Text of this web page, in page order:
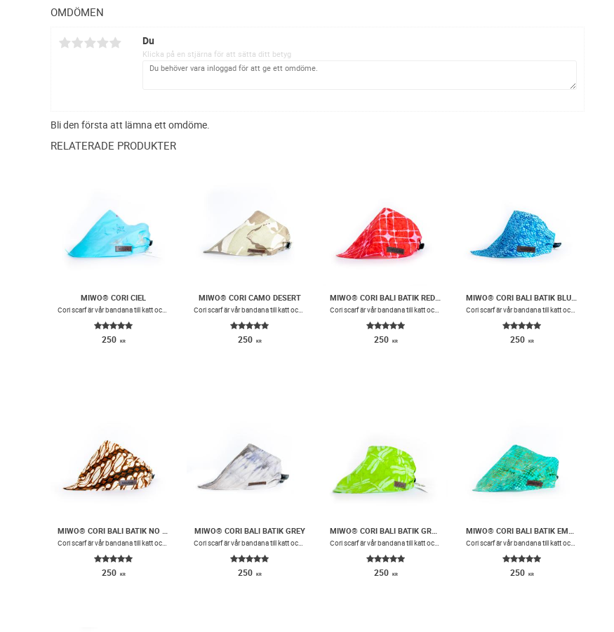
e
b
o
t
t
r
e
s
t
OMDÖMEN
Du
Klicka på en stjärna för att sätta ditt betyg
Bli den första att lämna ett omdöme.
RELATERADE PRODUKTER
MIWO® CORI CIEL
​Cori scarf är vår bandana till katt och hund med lite extra volym. Scarfen har små lagda veck i vardera sida och ett snyggt spänne i konstläder.
250 KR
MIWO® CORI CAMO DESERT
​Cori scarf är vår bandana till katt och hund med lite extra volym. Scarfen har små lagda veck i vardera sida och ett snyggt spänne i konstläder.
250 KR
​Cori scarf är vår bandana till katt och hund med lite extra volym. Scarfen har små lagda veck i vardera sida och ett snyggt spänne i konstläder.
250 KR
​Cori scarf är vår bandana till katt och hund med lite extra volym. Scarfen har små lagda veck i vardera sida och ett snyggt spänne i konstläder.
250 KR
MIWO® CORI BALI BATIK NO NAME
​Cori scarf är vår bandana till katt och hund med lite extra volym. Scarfen har små lagda veck i vardera sida och ett snyggt spänne i konstläder.
250 KR
MIWO® CORI BALI BATIK GREY
​Cori scarf är vår bandana till katt och hund med lite extra volym. Scarfen har små lagda veck i vardera sida och ett snyggt spänne i konstläder.
250 KR
MIWO® CORI BALI BATIK GREEN DRAGONFLY
​Cori scarf är vår bandana till katt och hund med lite extra volym. Scarfen har små lagda veck i vardera sida och ett snyggt spänne i konstläder.
250 KR
MIWO® CORI BALI BATIK EMERALD GREEN
​Cori scarf är vår bandana till katt och hund med lite extra volym. Scarfen har små lagda veck i vardera sida och ett snyggt spänne i konstläder.
250 KR